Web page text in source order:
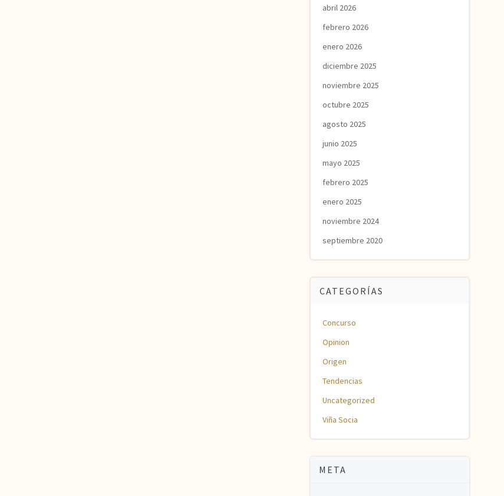
abril 2026
febrero 2026
enero 2026
diciembre 2025
noviembre 2025
octubre 2025
agosto 2025
junio 2025
mayo 2025
febrero 2025
enero 2025
noviembre 2024
septiembre 2020
CATEGORÍAS
Concurso
Opinion
Origen
Tendencias
Uncategorized
Viña Socia
META